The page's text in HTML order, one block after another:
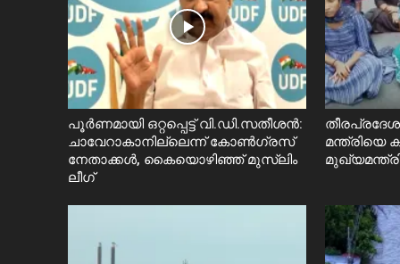
പൂർണമായി ഒറ്റപ്പെട്ട് വി.ഡി.സതീശൻ:
ചാവേറാകാനില്ലെന്ന് കോൺഗ്രസ്
നേതാക്കൾ, കൈയൊഴിഞ്ഞ് മുസ്ലിം
ലീഗ്
മന്ത്രിയെ